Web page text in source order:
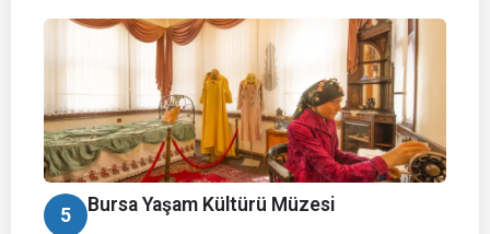
5 Bursa Yaşam Kültürü Müzesi